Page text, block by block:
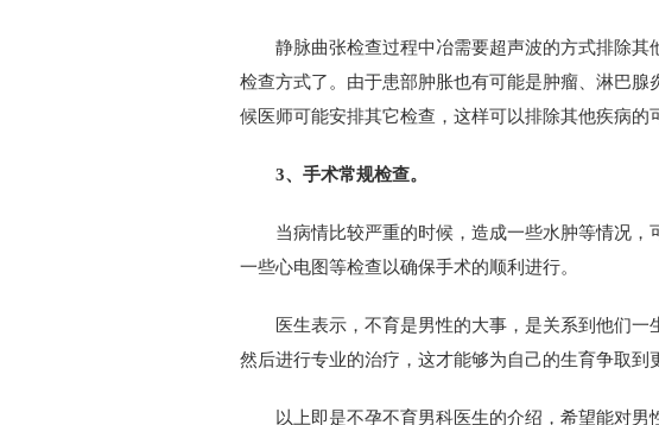
静脉曲张检查过程中冶需要超声波的方式排除其
检查方式了。由于患部肿胀也有可能是肿瘤、淋巴
候医师可能安排其它检查，这样可以排除其他疾病的
3、手术常规检查。
当病情比较严重的时候，造成一些水肿等情况，
一些心电图等检查以确保手术的顺利进行。
医生表示，不育是男性的大事，是关系到他们一
然后进行专业的治疗，这才能够为自己的生育争取到
以上即是不孕不育男科医生的介绍，希望能对男